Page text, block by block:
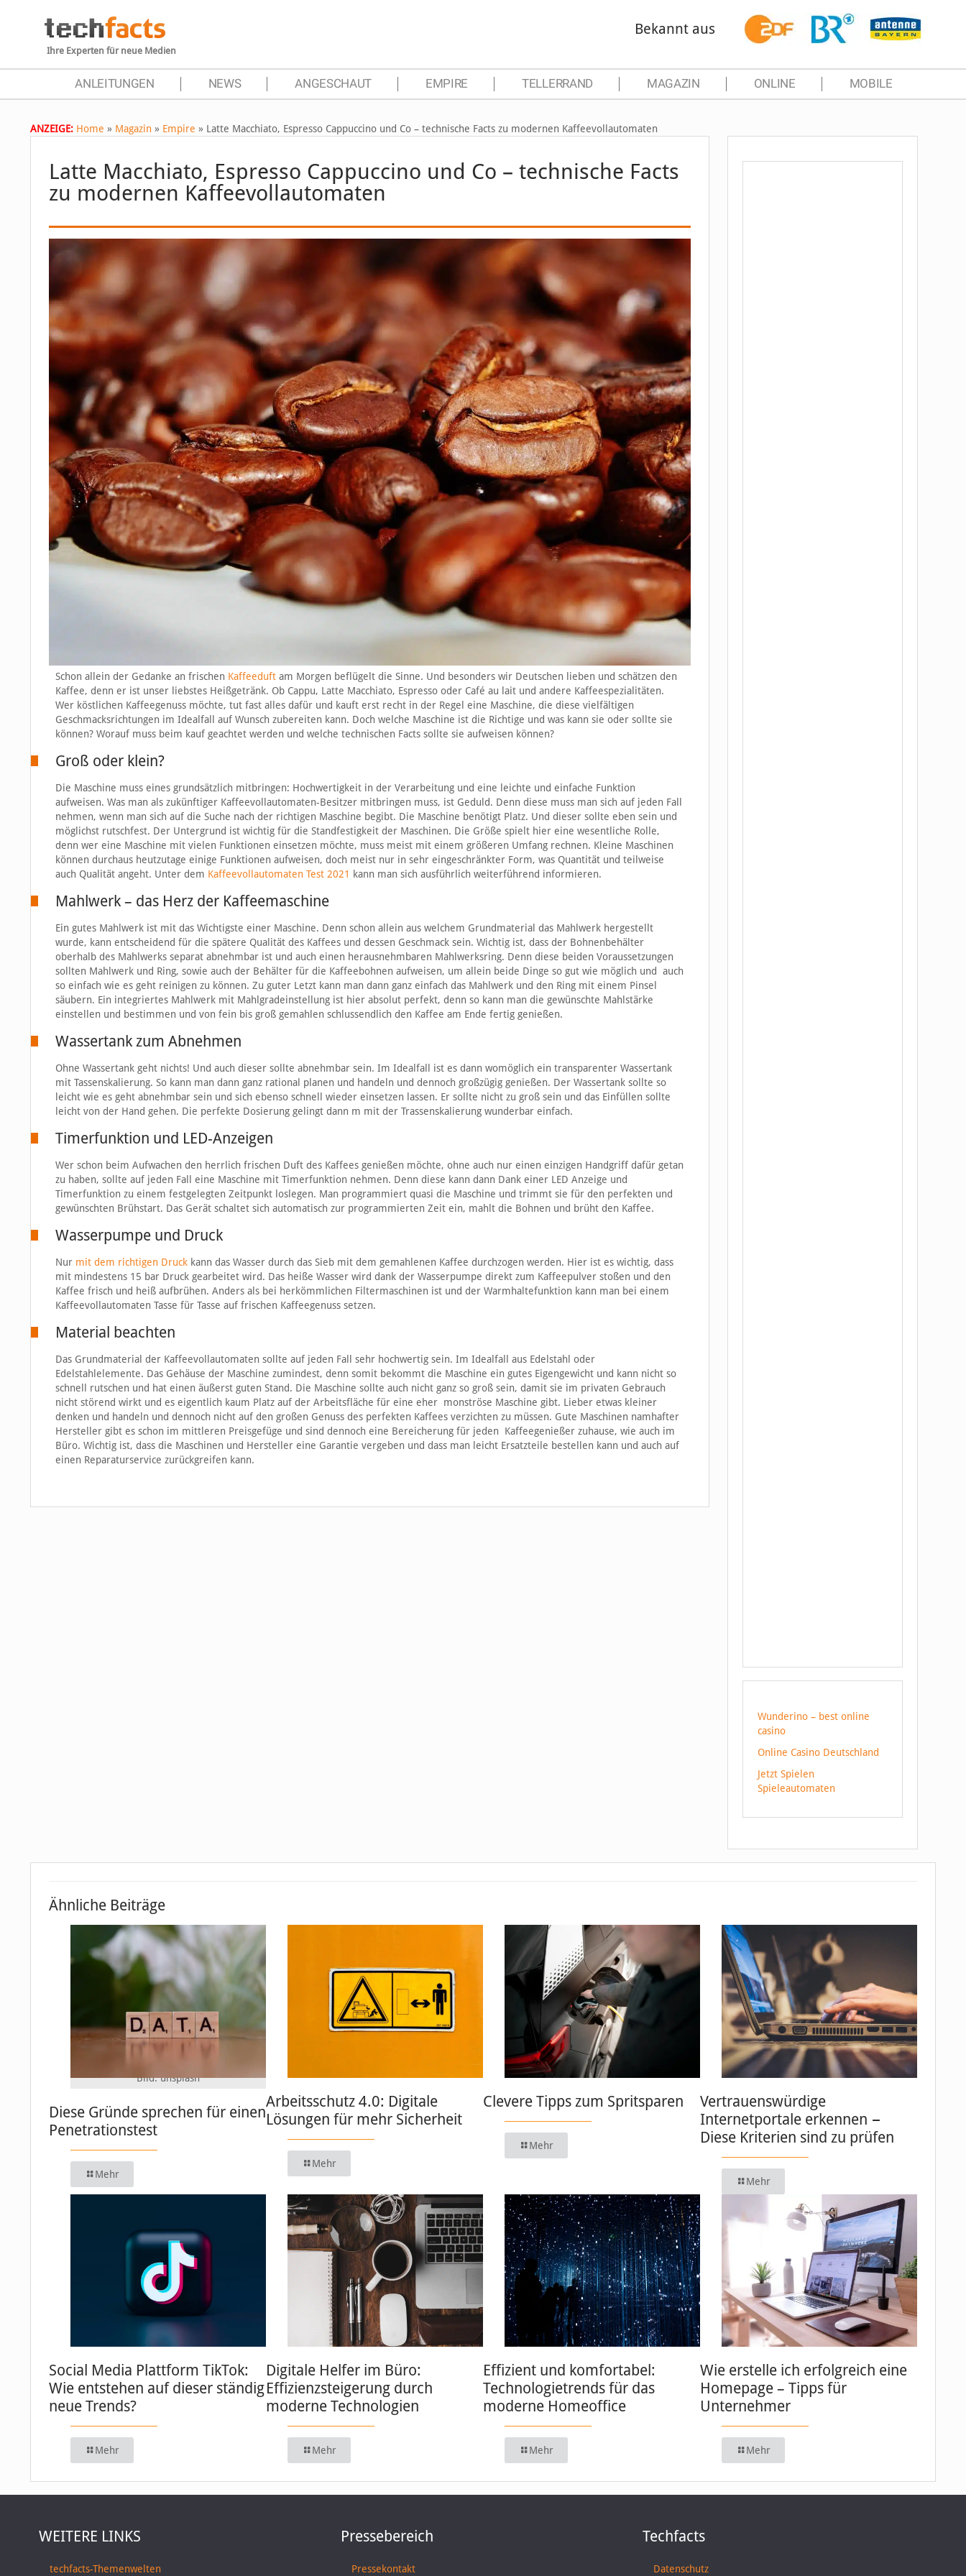
Ihre Experten für neue Medien
Bekannt aus
ANLEITUNGEN NEWS ANGESCHAUT EMPIRE TELLERRAND MAGAZIN ONLINE MOBILE
ANZEIGE: Home » Magazin » Empire » Latte Macchiato, Espresso Cappuccino und Co – technische Facts zu modernen Kaffeevollautomaten
Latte Macchiato, Espresso Cappuccino und Co – technische Facts
zu modernen Kaffeevollautomaten
Schon allein der Gedanke an frischen Kaffeeduftam Morgen beflügelt die Sinne. Und besonders wir Deutschen lieben und schätzen den
Kaffee, denn er ist unser liebstes Heißgetränk. Ob Cappu, Latte Macchiato, Espresso oder Café au lait und andere Kaffeespezialitäten.
Wer köstlichen Kaffeegenuss möchte, tut fast alles dafür und kauft erst recht in der Regel eine Maschine, die diese vielfältigen
Geschmacksrichtungen im Idealfall auf Wunsch zubereiten kann. Doch welche Maschine ist die Richtige und was kann sie oder sollte sie
können? Worauf muss beim kauf geachtet werden und welche technischen Facts sollte sie aufweisen können?
Groß oder klein?
Die Maschine muss eines grundsätzlich mitbringen: Hochwertigkeit in der Verarbeitung und eine leichte und einfache Funktion
aufweisen. Was man als zukünftiger Kaffeevollautomaten-Besitzer mitbringen muss, ist Geduld. Denn diese muss man sich auf jeden Fall
nehmen, wenn man sich auf die Suche nach der richtigen Maschine begibt. Die Maschine benötigt Platz. Und dieser sollte eben sein und
möglichst rutschfest. Der Untergrund ist wichtig für die Standfestigkeit der Maschinen. Die Größe spielt hier eine wesentliche Rolle,
denn wer eine Maschine mit vielen Funktionen einsetzen möchte, muss meist mit einem größeren Umfang rechnen. Kleine Maschinen
können durchaus heutzutage einige Funktionen aufweisen, doch meist nur in sehr eingeschränkter Form, was Quantität und teilweise
auch Qualität angeht. Unter dem Kaffeevollautomaten Test 2021 kann man sich ausführlich weiterführend informieren.
Mahlwerk – das Herz der Kaffeemaschine
Ein gutes Mahlwerk ist mit das Wichtigste einer Maschine. Denn schon allein aus welchem Grundmaterial das Mahlwerk hergestellt
wurde, kann entscheidend für die spätere Qualität des Kaffees und dessen Geschmack sein. Wichtig ist, dass der Bohnenbehälter
oberhalb des Mahlwerks separat abnehmbar ist und auch einen herausnehmbaren Mahlwerksring. Denn diese beiden Voraussetzungen
sollten Mahlwerk und Ring, sowie auch der Behälter für die Kaffeebohnen aufweisen, um allein beide Dinge so gut wie möglich und auch
so einfach wie es geht reinigen zu können. Zu guter Letzt kann man dann ganz einfach das Mahlwerk und den Ring mit einem Pinsel
säubern. Ein integriertes Mahlwerk mit Mahlgradeinstellung ist hier absolut perfekt, denn so kann man die gewünschte Mahlstärke
einstellen und bestimmen und von fein bis groß gemahlen schlussendlich den Kaffee am Ende fertig genießen.
Wassertank zum Abnehmen
Ohne Wassertank geht nichts! Und auch dieser sollte abnehmbar sein. Im Idealfall ist es dann womöglich ein transparenter Wassertank
mit Tassenskalierung. So kann man dann ganz rational planen und handeln und dennoch großzügig genießen. Der Wassertank sollte so
leicht wie es geht abnehmbar sein und sich ebenso schnell wieder einsetzen lassen. Er sollte nicht zu groß sein und das Einfüllen sollte
leicht von der Hand gehen. Die perfekte Dosierung gelingt dann m mit der Trassenskalierung wunderbar einfach.
Timerfunktion und LED-Anzeigen
Wer schon beim Aufwachen den herrlich frischen Duft des Kaffees genießen möchte, ohne auch nur einen einzigen Handgriff dafür getan
zu haben, sollte auf jeden Fall eine Maschine mit Timerfunktion nehmen. Denn diese kann dann Dank einer LED Anzeige und
Timerfunktion zu einem festgelegten Zeitpunkt loslegen. Man programmiert quasi die Maschine und trimmt sie für den perfekten und
gewünschten Brühstart. Das Gerät schaltet sich automatisch zur programmierten Zeit ein, mahlt die Bohnen und brüht den Kaffee.
Wasserpumpe und Druck
Nur mit dem richtigen Druckkann das Wasser durch das Sieb mit dem gemahlenen Kaffee durchzogen werden. Hier ist es wichtig, dass
mit mindestens 15 bar Druck gearbeitet wird. Das heiße Wasser wird dank der Wasserpumpe direkt zum Kaffeepulver stoßen und den
Kaffee frisch und heiß aufbrühen. Anders als bei herkömmlichen Filtermaschinen ist und der Warmhaltefunktion kann man bei einem
Kaffeevollautomaten Tasse für Tasse auf frischen Kaffeegenuss setzen.
Material beachten
Das Grundmaterial der Kaffeevollautomaten sollte auf jeden Fall sehr hochwertig sein. Im Idealfall aus Edelstahl oder
Edelstahlelemente. Das Gehäuse der Maschine zumindest, denn somit bekommt die Maschine ein gutes Eigengewicht und kann nicht so
schnell rutschen und hat einen äußerst guten Stand. Die Maschine sollte auch nicht ganz so groß sein, damit sie im privaten Gebrauch
nicht störend wirkt und es eigentlich kaum Platz auf der Arbeitsfläche für eine eher monströse Maschine gibt. Lieber etwas kleiner
denken und handeln und dennoch nicht auf den großen Genuss des perfekten Kaffees verzichten zu müssen. Gute Maschinen namhafter
Hersteller gibt es schon im mittleren Preisgefüge und sind dennoch eine Bereicherung für jeden Kaffeegenießer zuhause, wie auch im
Büro. Wichtig ist, dass die Maschinen und Hersteller eine Garantie vergeben und dass man leicht Ersatzteile bestellen kann und auch auf
einen Reparaturservice zurückgreifen kann.
Wunderino – best online
casino
Online Casino Deutschland
Jetzt Spielen
Spieleautomaten
Ähnliche Beiträge
Bild: unsplash
Diese Gründe sprechen für einen
Penetrationstest
Mehr
Arbeitsschutz 4.0: Digitale
Lösungen für mehr Sicherheit
Mehr
Clevere Tipps zum Spritsparen
Mehr
Vertrauenswürdige
Internetportale erkennen −
Diese Kriterien sind zu prüfen
Mehr
Social Media Plattform TikTok:
Wie entstehen auf dieser ständig
neue Trends?
Mehr
Digitale Helfer im Büro:
Effizienzsteigerung durch
moderne Technologien
Mehr
Effizient und komfortabel:
Technologietrends für das
moderne Homeoffice
Mehr
Wie erstelle ich erfolgreich eine
Homepage – Tipps für
Unternehmer
Mehr
WEITERE LINKS
techfacts-Themenwelten
Pressebereich
Pressekontakt
Techfacts
Datenschutz